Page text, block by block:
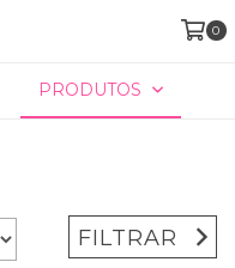
0
PRODUTOS
FILTRAR